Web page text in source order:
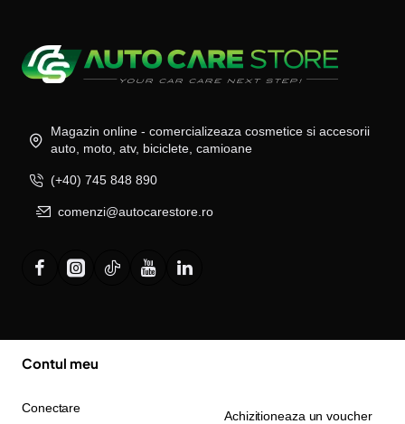
Magazin online - comercializeaza cosmetice si accesorii
auto, moto, atv, biciclete, camioane
(+40) 745 848 890
comenzi@autocarestore.ro
Contul meu
Conectare
Achizitioneaza un voucher